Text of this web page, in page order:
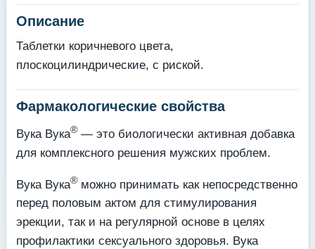
Описание
Таблетки коричневого цвета,
плоскоцилиндрические, с риской.
Фармакологические свойства
Вука Вука® — это биологически активная добавка
для комплексного решения мужских проблем.
Вука Вука® можно принимать как непосредственно
перед половым актом для стимулирования
эрекции, так и на регулярной основе в целях
профилактики сексуального здоровья. Вука